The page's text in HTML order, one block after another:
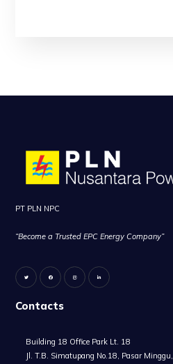
PT PLN NPC
“Become a Trusted EPC Energy Company”
Contacts
Building 18 Office Park Lt. 18
Jl. T.B. Simatupang No.18, Pasar Minggu,